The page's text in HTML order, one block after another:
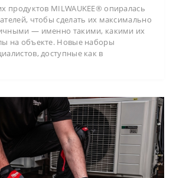
продуктов MILWAUKEE® опиралась
чтобы сделать их максимально
— именно такими, какими их
на объекте. Новые наборы
доступные как в